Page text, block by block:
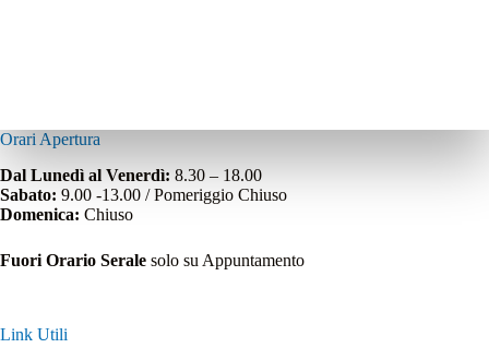
Orari Apertura
Dal Lunedì al Venerdì: 8.30 – 18.00
Sabato: 9.00 -13.00 / Pomeriggio Chiuso
Domenica: Chiuso
Fuori Orario Serale solo su Appuntamento
Link Utili